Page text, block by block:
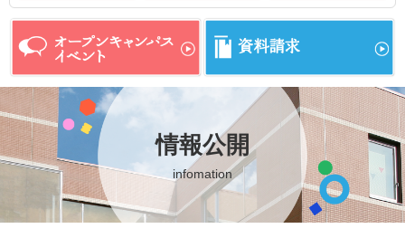
情報公開
infomation